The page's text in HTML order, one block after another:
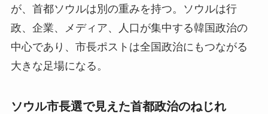
が、首都ソウルは別の重みを持つ。ソウルは行
政、企業、メディア、人口が集中する韓国政治の
中心であり、市長ポストは全国政治にもつながる
大きな足場になる。
ソウル市長選で見えた首都政治のねじれ